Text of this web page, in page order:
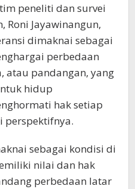
peneliti dan survei
Roni Jayawinangun,
dimaknai sebagai
perbedaan
atau pandangan, yang
hidup
hak setiap
sebagai kondisi di
nilai dan hak
perbedaan latar